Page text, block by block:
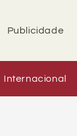
Publicidade
Internacional